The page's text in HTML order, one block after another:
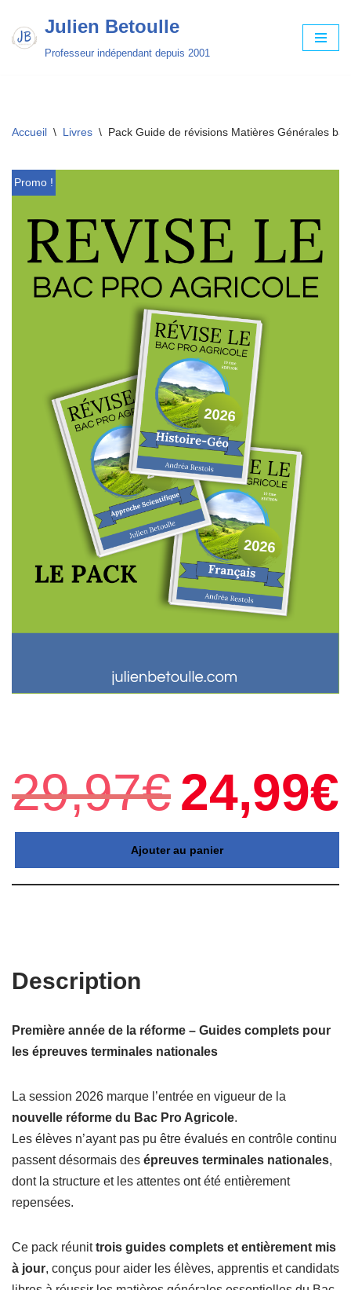
Aller
Julien Betoulle
Professeur indépendant depuis 2001
Accueil \ Livres \ Pack Guide de révisions Matières Générales
Promo !
29,97€24,99€
Ajouter au panier
Description
Première année de la réforme – Guides complets pour
les épreuves terminales nationales
La session 2026 marque l’entrée en vigueur de la
nouvelle réforme du Bac Pro Agricole.
Les élèves n’ayant pas pu être évalués en contrôle continu
passent désormais des épreuves terminales nationales,
dont la structure et les attentes ont été entièrement
repensées.
Ce pack réunittrois guides complets et entièrement mis
à jour, conçus pour aider les élèves, apprentis et candidats